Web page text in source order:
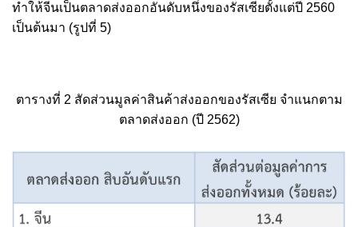
ทำให้จีนเป็นตลาดส่งออกอันดับหนึ่งของรัสเซียตั้งแต่ปี 2560
เป็นต้นมา (รูปที่ 5)
ตารางที่ 2 สัดส่วนมูลค่าสินค้าส่งออกของรัสเซีย จำแนกตาม
ตลาดส่งออก (ปี 2562)